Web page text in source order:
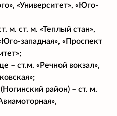
«Университет», «Юго-
м. ст. м. «Теплый стан»,
западная», «Проспект
– ст.м. «Речной вокзал»,
район) – ст. м.